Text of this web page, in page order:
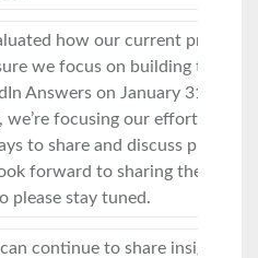
how our current
we focus on building the
Answers on January 31 and
we’re focusing our efforts on
to share and discuss
forward to sharing the
please stay tuned.
continue to share insights